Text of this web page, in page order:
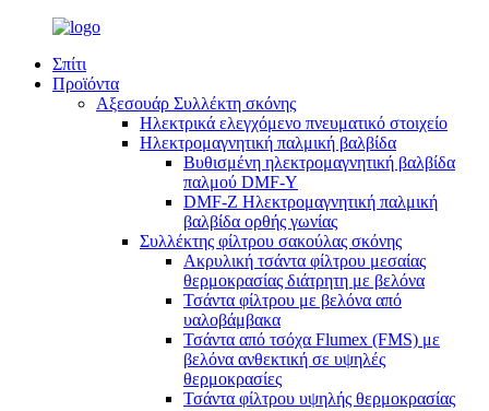
Σπίτι
Προϊόντα
Αξεσουάρ Συλλέκτη σκόνης
Ηλεκτρικά ελεγχόμενο πνευματικό στοιχείο
Ηλεκτρομαγνητική παλμική βαλβίδα
Βυθισμένη ηλεκτρομαγνητική βαλβίδα
παλμού DMF-Y
DMF-Z Ηλεκτρομαγνητική παλμική
βαλβίδα ορθής γωνίας
Συλλέκτης φίλτρου σακούλας σκόνης
Ακρυλική τσάντα φίλτρου μεσαίας
θερμοκρασίας διάτρητη με βελόνα
Τσάντα φίλτρου με βελόνα από
υαλοβάμβακα
Τσάντα από τσόχα Flumex (FMS) με
βελόνα ανθεκτική σε υψηλές
θερμοκρασίες
Τσάντα φίλτρου υψηλής θερμοκρασίας